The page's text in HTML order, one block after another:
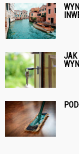
JAK